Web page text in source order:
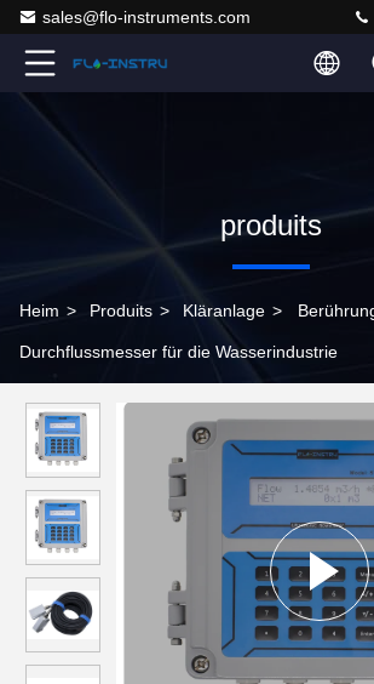
sales@flo-instruments.com
produits
Heim > Produits > Kläranlage >
Durchflussmesser für die Wasserindustrie